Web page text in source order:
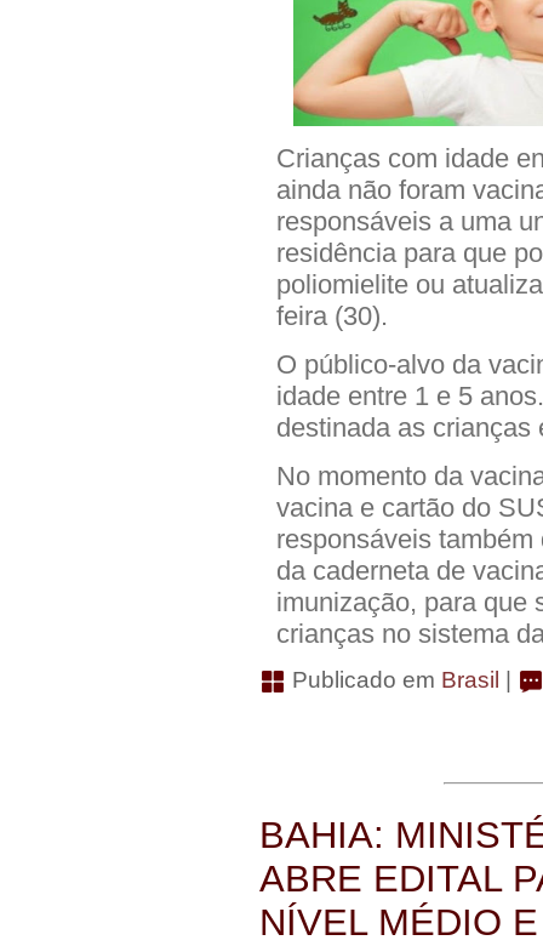
Crianças com idade
ainda não foram
responsáveis a uma
residência para que
poliomielite ou
feira (30).
O público-alvo da
idade entre 1 e 5
destinada as crianças
No momento da
vacina e cartão do
responsáveis
da caderneta de
imunização, para que
crianças no sistema
Publicado em Brasil
BAHIA:
ABRE EDITAL
NÍVEL MÉDIO